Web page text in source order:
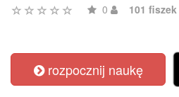
0 101 fiszek
rozpocznij naukę